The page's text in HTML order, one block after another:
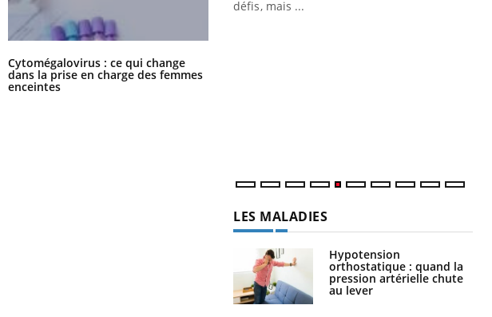
Cytomégalovirus : ce qui change
dans la prise en charge des femmes
enceintes
soleil, activités en plein air… Nos mains
sont ...
défis, mais ...
LES MALADIES
Hypotension
orthostatique : quand la
pression artérielle chute
au lever